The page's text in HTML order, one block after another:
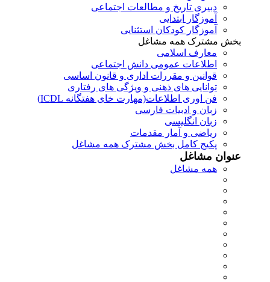
دبیری تاریخ و مطالعات اجتماعی
آموزگار ابتدایی
آموزگار کودکان استثنایی
بخش مشترک همه مشاغل
معارف اسلامی
اطلاعات عمومی دانش اجتماعی
قوانین و مقررات اداری و قانون اساسی
توانایی های ذهنی و ویژگی های رفتاری
فن اوری اطلاعات(مهارت خای هفتگانه ICDL)
زبان و ادبیات فارسی
زبان انگلیسی
ریاضی و آمار مقدمات
پکیج کامل بخش مشترک همه مشاغل
عنوان مشاغل
همه مشاغل